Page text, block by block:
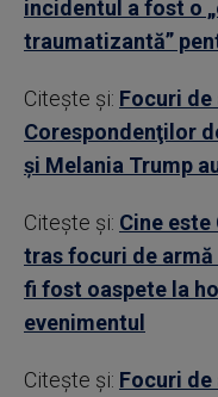
incidentul a fost o
traumatizantă”
Citește și: Focuri de
Corespondenţilor
și Melania Trump
Citește și: Cine este
tras focuri de armă
fi fost oaspete la
evenimentul
Citește și: Focuri de